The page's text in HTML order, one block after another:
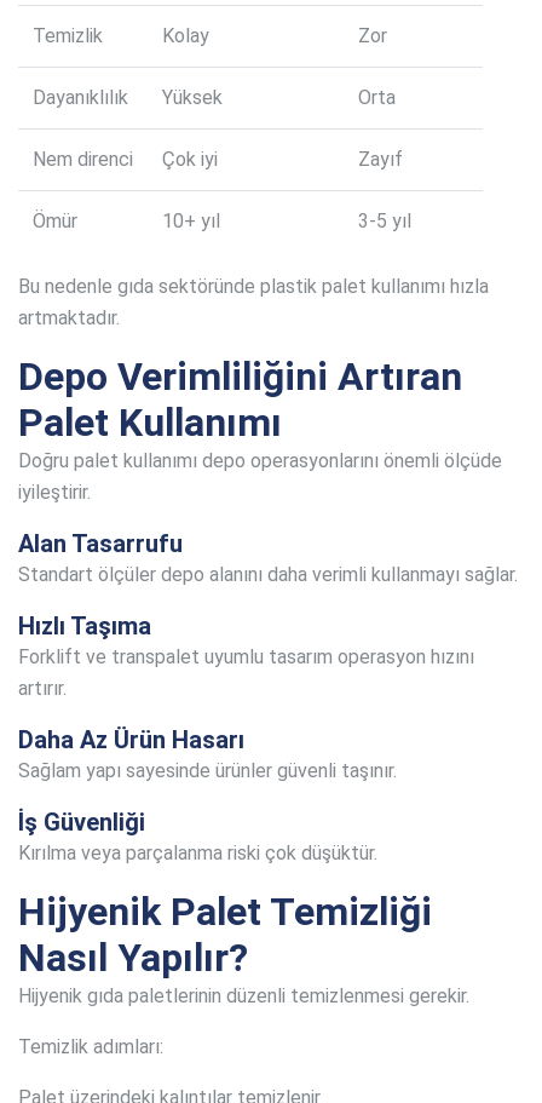
Temizlik Kolay Zor
Dayanıklılık Yüksek Orta
Nem direnci Çok iyi Zayıf
Ömür 10+ yıl 3-5 yıl
Bu nedenle gıda sektöründe plastik palet kullanımı hızla
artmaktadır.
Depo Verimliliğini Artıran
Palet Kullanımı
Doğru palet kullanımı depo operasyonlarını önemli ölçüde
iyileştirir.
Alan Tasarrufu
Standart ölçüler depo alanını daha verimli kullanmayı sağlar.
Hızlı Taşıma
Forklift ve transpalet uyumlu tasarım operasyon hızını
artırır.
Daha Az Ürün Hasarı
Sağlam yapı sayesinde ürünler güvenli taşınır.
İş Güvenliği
Kırılma veya parçalanma riski çok düşüktür.
Hijyenik Palet Temizliği
Nasıl Yapılır?
Hijyenik gıda paletlerinin düzenli temizlenmesi gerekir.
Temizlik adımları:
Palet üzerindeki kalıntılar temizlenir